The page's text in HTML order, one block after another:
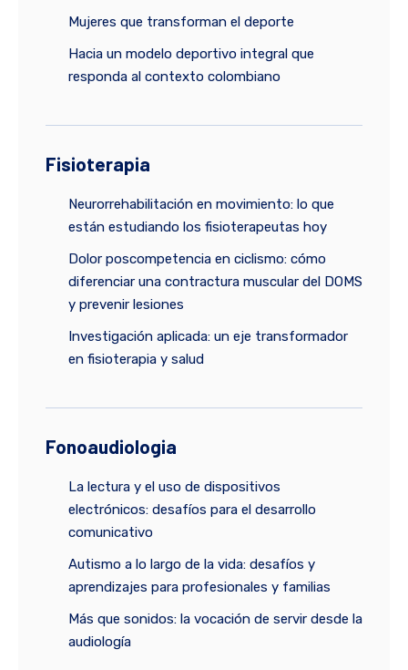
Mujeres que transforman el deporte
Hacia un modelo deportivo integral que
responda al contexto colombiano
Fisioterapia
Neurorrehabilitación en movimiento: lo que
están estudiando los fisioterapeutas hoy
Dolor poscompetencia en ciclismo: cómo
diferenciar una contractura muscular del DOMS
y prevenir lesiones
Investigación aplicada: un eje transformador
en fisioterapia y salud
Fonoaudiologia
La lectura y el uso de dispositivos
electrónicos: desafíos para el desarrollo
comunicativo
Autismo a lo largo de la vida: desafíos y
aprendizajes para profesionales y familias
Más que sonidos: la vocación de servir desde la
audiología